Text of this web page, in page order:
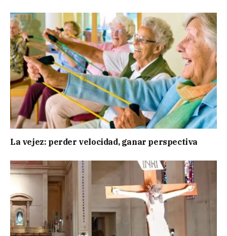
La vejez: perder velocidad, ganar perspectiva